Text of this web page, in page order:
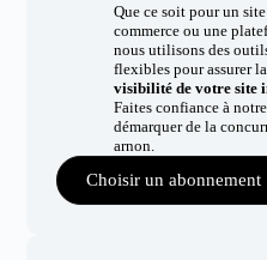
Que ce soit pour un
commerce ou une
nous utilisons des
flexibles pour assurer
visibilité de votre site
Faites confiance à
démarquer de la
arnon.
Choisir un abonnement